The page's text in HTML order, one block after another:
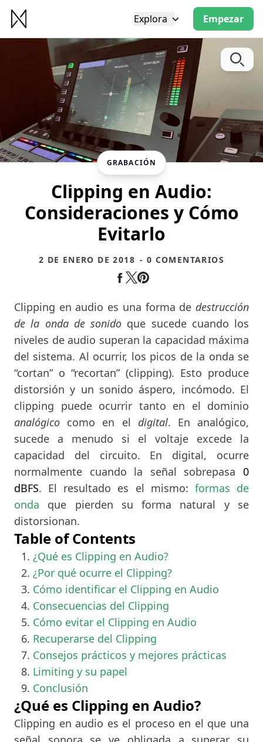
Explora Empezar
GRABACIÓN
Clipping en Audio:
Consideraciones y Cómo
Evitarlo
2 DE ENERO DE 2018 - 0 COMENTARIOS
Clipping en audio es una forma de destrucción
de la onda de sonido que sucede cuando los
niveles de audio superan la capacidad máxima
del sistema. Al ocurrir, los picos de la onda se
“cortan” o “recortan” (clipping). Esto produce
distorsión y un sonido áspero, incómodo. El
clipping puede ocurrir tanto en el dominio
analógico como en el digital. En analógico,
sucede a menudo si el voltaje excede la
capacidad del circuito. En digital, ocurre
normalmente cuando la señal sobrepasa 0
dBFS. El resultado es el mismo: formas de
onda que pierden su forma natural y se
distorsionan.
Table of Contents
¿Qué es Clipping en Audio?
¿Por qué ocurre el Clipping?
Cómo identificar el Clipping en Audio
Consecuencias del Clipping
Cómo evitar el Clipping en Audio
Recuperarse del Clipping
Consejos prácticos y mejores prácticas
Limiting y su papel
Conclusión
¿Qué es Clipping en Audio?
Clipping en audio es el proceso en el que una